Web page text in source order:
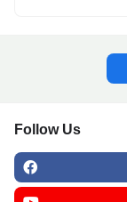
Follow Us